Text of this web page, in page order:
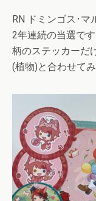
RN ドミンゴス･マ
2年連続の当選で
柄のステッカーだ
(植物)と合わせてみ